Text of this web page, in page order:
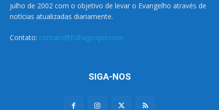
julho de 2002 com o objetivo de levar o Evangelho através de
notícias atualizadas diariamente.
Contato: contato@folhagospel.com
SIGA-NOS